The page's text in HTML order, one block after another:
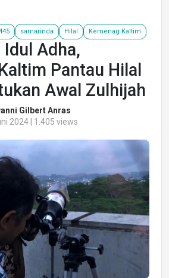
samarinda Hilal Kemenag Kaltim
Adha,
Pantau Hilal
Awal Zulhijah
Gilbert Anras
2024 | 1.405 views